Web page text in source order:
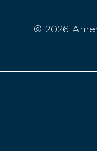
© 2026